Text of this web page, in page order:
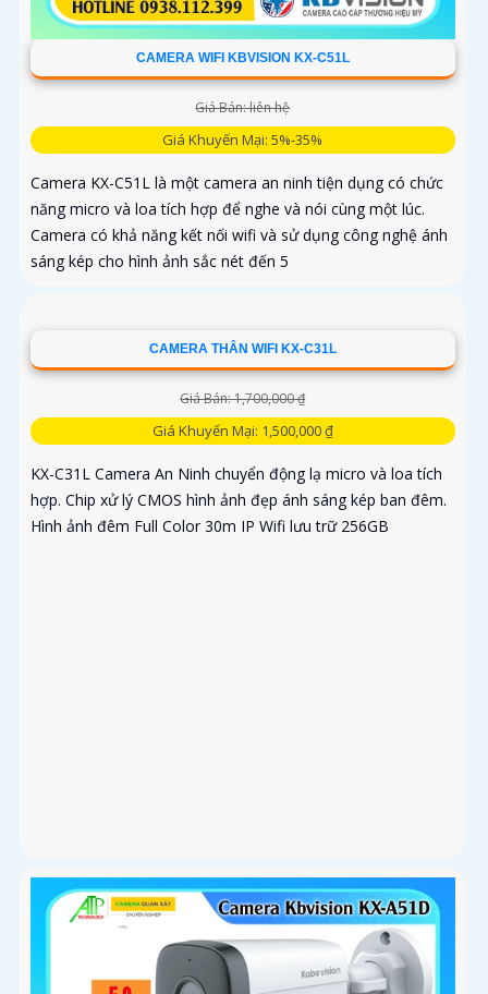
CAMERA WIFI KBVISION KX-C51L
Giá Bán: liên hệ
Giá Khuyến Mại: 5%-35%
Camera KX-C51L là một camera an ninh tiện dụng có chức
năng micro và loa tích hợp để nghe và nói cùng một lúc.
Camera có khả năng kết nối wifi và sử dụng công nghệ ánh
sáng kép cho hình ảnh sắc nét đến 5
CAMERA THÂN WIFI KX-C31L
Giá Bán: 1,700,000 ₫
Giá Khuyến Mại: 1,500,000 ₫
KX-C31L Camera An Ninh chuyển động lạ micro và loa tích
hợp. Chip xử lý CMOS hình ảnh đẹp ánh sáng kép ban đêm.
Hình ảnh đêm Full Color 30m IP Wifi lưu trữ 256GB